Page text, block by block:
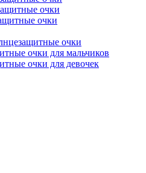
очки
очки
очки
очки для мальчиков
очки для девочек